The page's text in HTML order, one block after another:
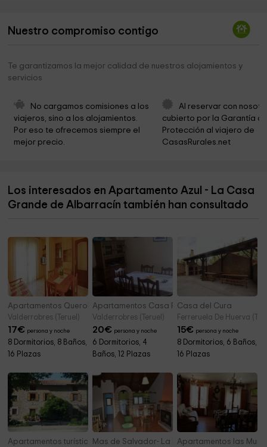
Catedral de Albarracín 0,3 km
Municipio di Albarracín
Museo de Forja
Parque Infantil Municipal
Zona picnic 0,4 km
Museo Municipal - Antiguo Hospital - Fundación
Santa María De Albarracín
0,5 km
Nuestro compromiso contigo
Te garantizamos la mejor calidad de nuestros alojamientos y
servicios
No cargamos comisiones a los
viajeros, sino a los alojamientos.
Por eso te ofrecemos siempre el
mejor precio.
Al reservar con
cubierto por la Garantía
Protección al viajero de
CasasRurales.net
Los interesados en Apartamento Azul - La Casa
Grande de Albarracín también han consultado
Apartamentos Querol
Valderrobres (Teruel)
17€ persona y noche
8 Dormitorios, 8 Baños,
16 Plazas
Apartamentos Casa Ferrás
Valderrobres (Teruel)
20€ persona y noche
6 Dormitorios, 4
Baños, 12 Plazas
Casa del Cura
Ferreruela De Huerva
15€ persona y noche
8 Dormitorios, 6 Baños,
16 Plazas
Apartamentos turísticos Casa Mª Jesús
Mas de Salvador- La PallisaApartamentos las